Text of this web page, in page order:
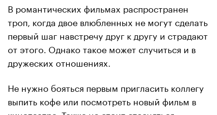
В романтических фильмах распространен
троп, когда двое влюбленных не могут сделать
первый шаг навстречу друг к другу и страдают
от этого. Однако такое может случиться и в
дружеских отношениях.
Не нужно бояться первым пригласить коллегу
выпить кофе или посмотреть новый фильм в